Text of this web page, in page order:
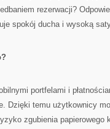
rezerwacji?
spokój ducha i wysoką
portfelami i
Dzięki temu użytkownicy
zgubienia papierowego